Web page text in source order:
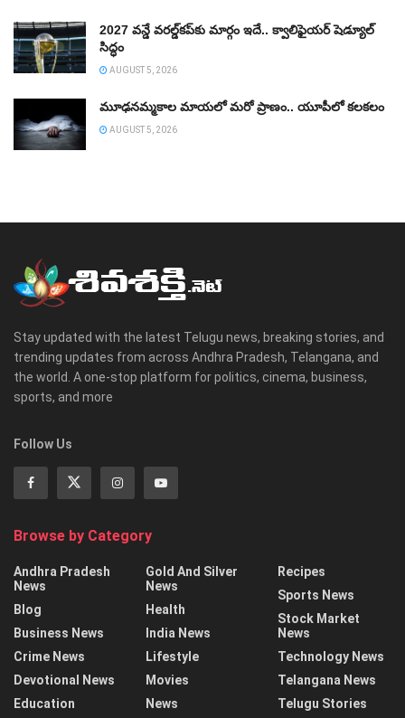
2027 వన్డే వరల్డ్‌కప్‌కు మార్గం ఇదే.. క్వాలిఫైయర్ షెడ్యూల్
సిద్ధం
AUGUST 5, 2026
మూఢనమ్మకాల మాయలో మరో ప్రాణం.. యూపీలో కలకలం
AUGUST 5, 2026
Stay updated with the latest Telugu news, breaking stories, and
trending updates from across Andhra Pradesh, Telangana, and
the world. A one-stop platform for politics, cinema, business,
sports, and more
Follow Us
Browse by Category
Andhra Pradesh
News
Blog
Business News
Crime News
Devotional News
Education
Gold And Silver
News
Health
India News
Lifestyle
Movies
News
Recipes
Sports News
Stock Market
News
Technology News
Telangana News
Telugu Stories